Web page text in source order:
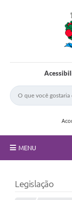
MENU
Principal
Legislação